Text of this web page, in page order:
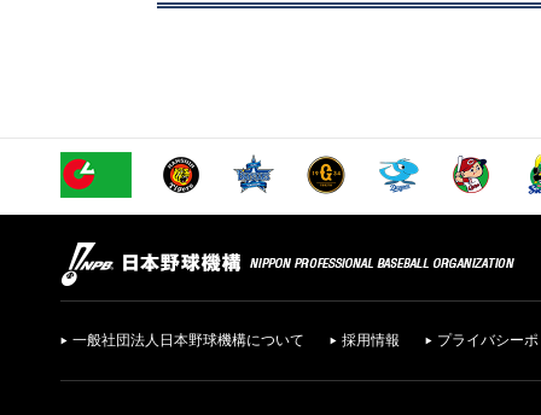
一般社団法人日本野球機構について 採用情報 プライバシー